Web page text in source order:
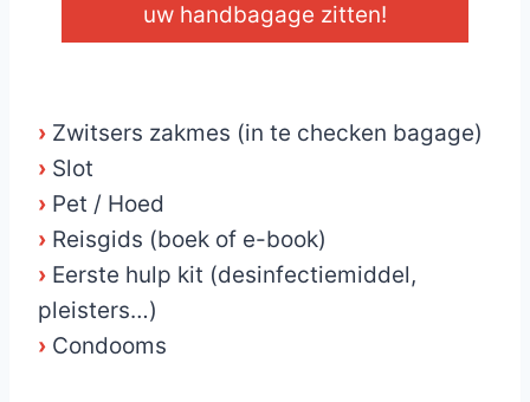
uw handbagage zitten!
› Zwitsers zakmes (in te checken bagage)
› Slot
› Pet / Hoed
› Reisgids (boek of e-book)
› Eerste hulp kit (desinfectiemiddel,
pleisters…)
› Condooms